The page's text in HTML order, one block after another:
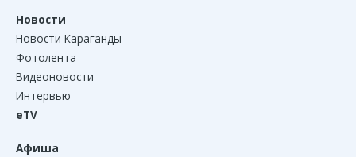
Новости
Новости Караганды
Фотолента
Видеоновости
Интервью
eTV
Афиша